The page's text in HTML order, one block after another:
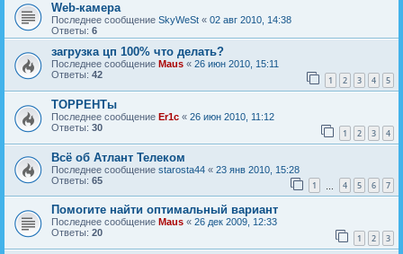
Web-камера
Последнее сообщение SkyWeSt « 02 авг 2010, 14:38
Ответы: 6
загрузка цп 100% что делать?
Последнее сообщение Maus « 26 июн 2010, 15:11
Ответы: 42 1 2 3 4 5
ТОРРЕНТы
Последнее сообщение Er1c « 26 июн 2010, 11:12
Ответы: 30 1 2 3 4
Всё об Атлант Телеком
Последнее сообщение starosta44 « 23 янв 2010, 15:28
Ответы: 65 1 4 5 6 7
Помогите найти оптимальный вариант
Последнее сообщение Maus « 26 дек 2009, 12:33
Ответы: 20 1 2 3